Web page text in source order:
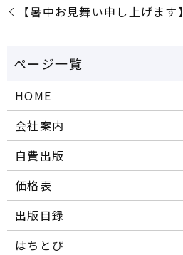
【暑中お見舞い申し上げます】
HOME
会社案内
自費出版
価格表
出版目録
はちとぴ